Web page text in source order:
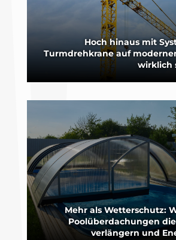
Hoch hinaus mit
Turmdrehkrane auf
wirklich
Mehr als Wetterschutz:
Poolüberdachungen
verlängern und